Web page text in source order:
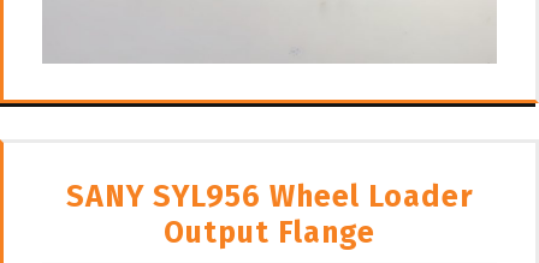
SANY SYL956 Wheel Loader
Output Flange